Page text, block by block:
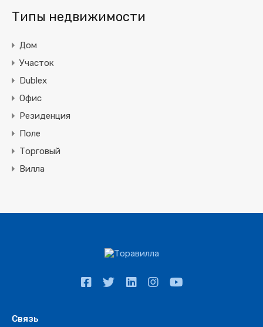
Типы недвижимости
Дом
Участок
Dublex
Офис
Резиденция
Поле
Торговый
Вилла
Связь